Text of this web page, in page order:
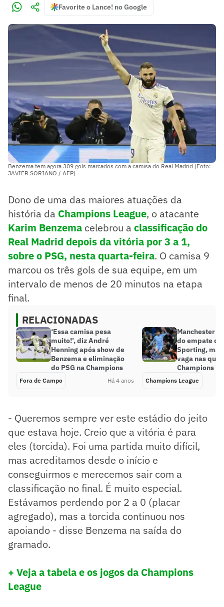
Favorite o Lance! no Google
Benzema tem agora 309 gols marcados com a camisa do Real Madrid (Foto:
JAVIER SORIANO / AFP)
Dono de uma das maiores atuações da
história da Champions League, o atacante
Karim Benzema celebrou a classificação do
Real Madrid depois da vitória por 3 a 1,
sobre o PSG, nesta quarta-feira. O camisa 9
marcou os três gols de sua equipe, em um
intervalo de menos de 20 minutos na etapa
final.
RELACIONADAS
‘Essa camisa pesa
muito!’, diz André
Henning após show de
Benzema e eliminação
do PSG na Champions
Fora de Campo Há 4 anos
Manchester
do empate
Sporting,
vaga nas
Champions
Champions League
- Queremos sempre ver este estádio do jeito
que estava hoje. Creio que a vitória é para
eles (torcida). Foi uma partida muito difícil,
mas acreditamos desde o início e
conseguirmos e merecemos sair com a
classificação no final. É muito especial.
Estávamos perdendo por 2 a 0 (placar
agregado), mas a torcida continuou nos
apoiando - disse Benzema na saída do
gramado.
+ Veja a tabela e os jogos da Champions
League